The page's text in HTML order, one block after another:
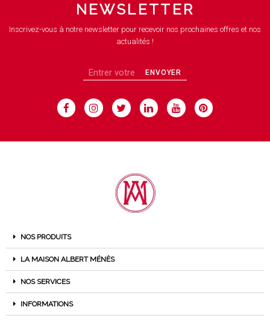
NEWSLETTER
Inscrivez-vous à notre newsletter pour recevoir nos prochaines offres et nos
actualités !
ENVOYER
NOS PRODUITS
LA MAISON ALBERT MÉNÈS
NOS SERVICES
INFORMATIONS